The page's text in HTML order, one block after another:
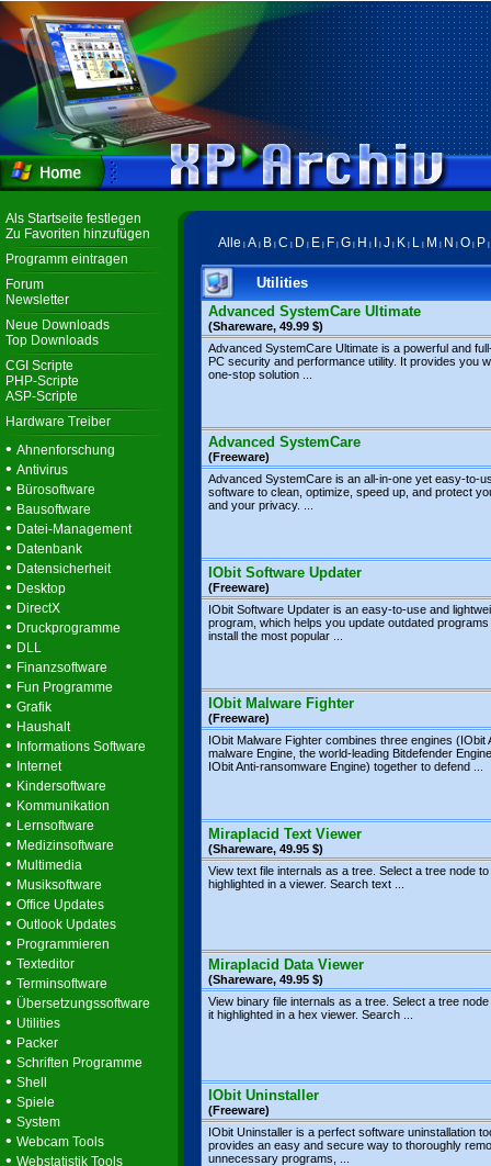
Als Startseite festlegen
Zu Favoriten hinzufügen
Programm eintragen
Forum
Newsletter
Neue Downloads
Top Downloads
CGI Scripte
PHP-Scripte
ASP-Scripte
Hardware Treiber
• Ahnenforschung
• Antivirus
• Bürosoftware
• Bausoftware
• Datei-Management
• Datenbank
• Datensicherheit
• Desktop
• DirectX
• Druckprogramme
• DLL
• Finanzsoftware
• Fun Programme
• Grafik
• Haushalt
• Informations Software
• Internet
• Kindersoftware
• Kommunikation
• Lernsoftware
• Medizinsoftware
• Multimedia
• Musiksoftware
• Office Updates
• Outlook Updates
• Programmieren
• Texteditor
• Terminsoftware
• Übersetzungssoftware
• Utilities
• Packer
• Schriften Programme
• Shell
• Spiele
• System
• Webcam Tools
• Webstatistik Tools
Alle A B C D E F G H J K L M N O P
Utilities
Advanced SystemCare Ultimate
(Shareware, 49.99 $)
Advanced SystemCare Ultimate is a powerful and
PC security and performance utility. It provides you
one-stop solution ...
Advanced SystemCare
(Freeware)
Advanced SystemCare is an all-in-one yet easy-to-
software to clean, optimize, speed up, and protect
and your privacy. ...
IObit Software Updater
(Freeware)
IObit Software Updater is an easy-to-use and
program, which helps you update outdated programs
install the most popular ...
IObit Malware Fighter
(Freeware)
IObit Malware Fighter combines three engines (IObit
malware Engine, the world-leading Bitdefender
IObit Anti-ransomware Engine) together to defend ...
Miraplacid Text Viewer
(Shareware, 49.95 $)
View text file internals as a tree. Select a tree node
highlighted in a viewer. Search text ...
Miraplacid Data Viewer
(Shareware, 49.95 $)
View binary file internals as a tree. Select a tree
it highlighted in a hex viewer. Search ...
IObit Uninstaller
(Freeware)
IObit Uninstaller is a perfect software uninstallation
provides an easy and secure way to thoroughly
unnecessary programs, ...